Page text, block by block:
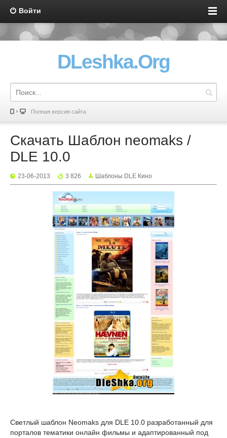
Войти
DLeshka.Org
Полная версия сайта
Скачать Шаблон neomaks /
DLE 10.0
23-06-2013 3 826 Шаблоны DLE Кино
Светлый шаблон Neomaks для DLE 10.0 разработанный для
порталов тематики онлайн фильмы и адаптированный под